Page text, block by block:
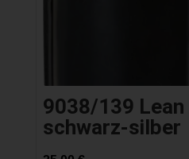
9038/139 Lean
schwarz-silber